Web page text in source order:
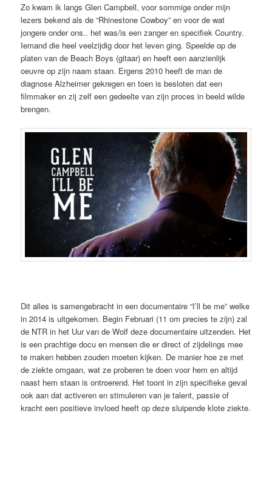
Zo kwam ik langs Glen Campbell, voor sommige onder mijn
lezers bekend als de “Rhinestone Cowboy” en voor de wat
jongere onder ons.. het was/is een zanger en specifiek Country.
Iemand die heel veelzijdig door het leven ging. Speelde op de
platen van de Beach Boys (gitaar) en heeft een aanzienlijk
oeuvre op zijn naam staan. Ergens 2010 heeft de man de
diagnose Alzheimer gekregen en toen is besloten dat een
filmmaker en zij zelf een gedeelte van zijn proces in beeld wilde
brengen.
Dit alles is samengebracht in een documentaire “I’ll be me” welke
in 2014 is uitgekomen. Begin Februari (11 om precies te zijn) zal
de NTR in het Uur van de Wolf deze documentaire uitzenden. Het
is een prachtige docu en mensen die er direct of zijdelings mee
te maken hebben zouden moeten kijken. De manier hoe ze met
de ziekte omgaan, wat ze proberen te doen voor hem en altijd
naast hem staan is ontroerend. Het toont in zijn specifieke geval
ook aan dat activeren en stimuleren van je talent, passie of
kracht een positieve invloed heeft op deze sluipende klote ziekte.